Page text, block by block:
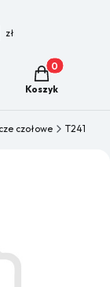
zł
Produkty w
Koszyk
czołowe T241